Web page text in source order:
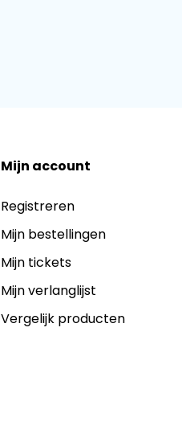
Mijn account
Registreren
Mijn bestellingen
Mijn tickets
Mijn verlanglijst
Vergelijk producten